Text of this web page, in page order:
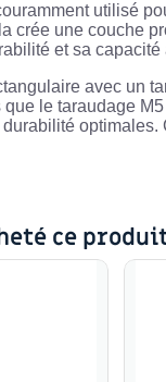
utilisé
crée une couche
et sa
avec un
le taraudage
ce